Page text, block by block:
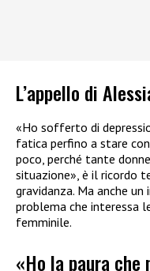
L’appello di
«Ho sofferto di
fatica perfino a stare
poco, perché tante
situazione», è il ricordo
gravidanza. Ma anche
problema che interessa
femminile.
«Ho la paura che